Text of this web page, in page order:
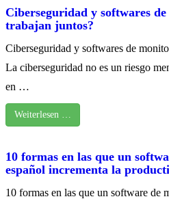
Ciberseguridad y softwares
trabajan juntos?
Ciberseguridad y softwares de
La ciberseguridad no es un riesgo
en …
Weiterlesen …
10 formas en las que un
español incrementa la
10 formas en las que un software de